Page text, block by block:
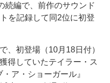
続編で、前作のサウンド
を記録して同2位に初登
、初登場（10月18日付）
得していたテイラー・ス
ア・ショーガール』